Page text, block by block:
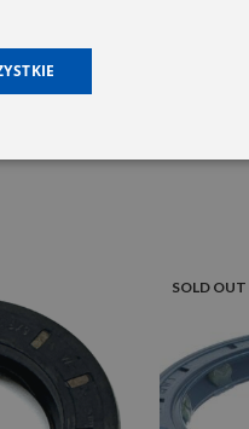
SOLD OUT